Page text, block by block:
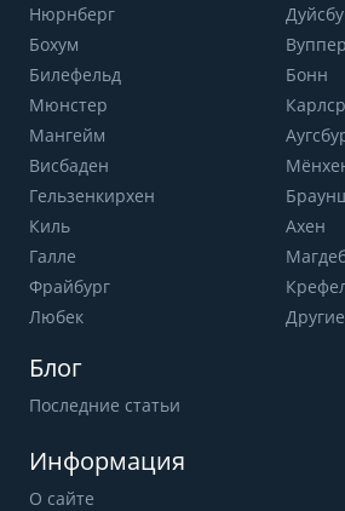
Нюрнберг
Бохум
Билефельд
Бонн
Мюнстер
Мангейм
Висбаден
Гельзенкирхен
Киль
Ахен
Галле
Фрайбург
Любек
Блог
Последние статьи
Информация
О сайте